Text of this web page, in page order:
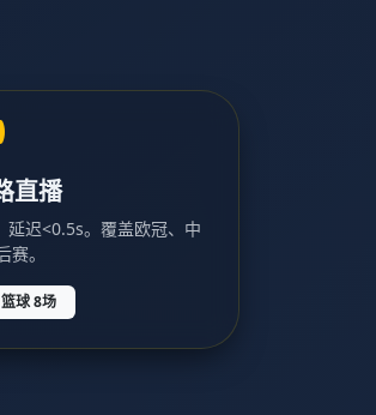
直播
迟<0.5s。覆盖欧冠、中
。
篮球 8场